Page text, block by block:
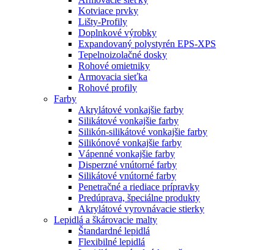
Kotviace prvky
Lišty-Profily
Doplnkové výrobky
Expandovaný polystyrén EPS-XPS
Tepelnoizolačné dosky
Rohové omietniky
Armovacia sieťka
Rohové profily
Farby
Akrylátové vonkajšie farby
Silikátové vonkajšie farby
Silikón-silikátové vonkajšie farby
Silikónové vonkajšie farby
Vápenné vonkajšie farby
Disperzné vnútorné farby
Silikátové vnútorné farby
Penetračné a riediace prípravky
Predúprava, špeciálne produkty
Akrylátové vyrovnávacie stierky
Lepidlá a škárovacie malty
Štandardné lepidlá
Flexibilné lepidlá